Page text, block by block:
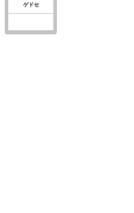
ゲドセ